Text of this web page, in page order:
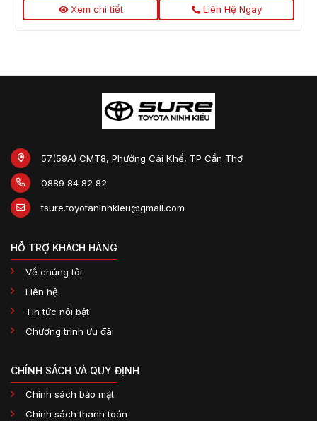
Xem chi tiết Liên Hệ Ngay
57(59A) CMT8, Phường Cái Khế, TP Cần Thơ
0889 84 82 82
tsure.toyotaninhkieu@gmail.com
HỖ TRỢ KHÁCH HÀNG
Về chúng tôi
Liên hệ
Tin tức nổi bật
Chương trình ưu đãi
CHÍNH SÁCH VÀ QUY ĐỊNH
Chính sách bảo mật
Chính sách thanh toán